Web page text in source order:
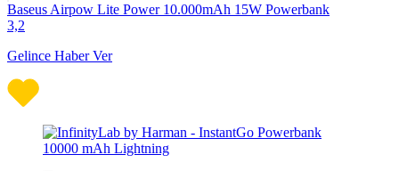
Baseus Airpow Lite Power 10.000mAh 15W Powerbank
3,2
Gelince Haber Ver